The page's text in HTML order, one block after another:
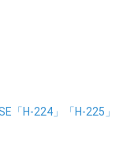
「H-224」「H-225」